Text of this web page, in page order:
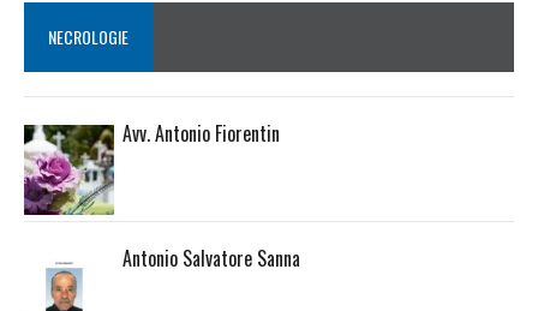
NECROLOGIE
Avv. Antonio Fiorentin
Antonio Salvatore Sanna